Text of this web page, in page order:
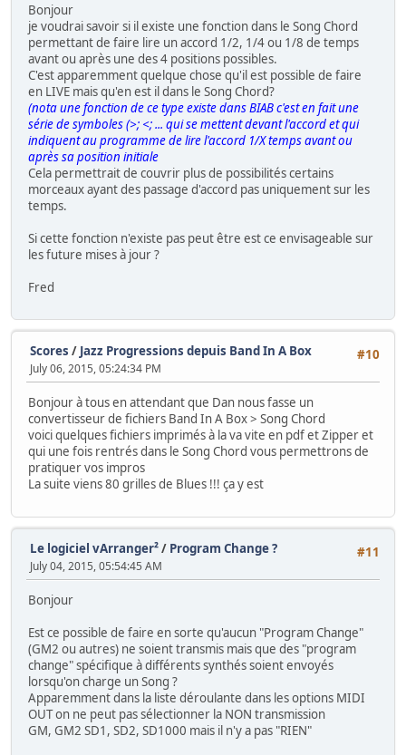
Bonjour
je voudrai savoir si il existe une fonction dans le Song Chord
permettant de faire lire un accord 1/2, 1/4 ou 1/8 de temps
avant ou après une des 4 positions possibles.
C'est apparemment quelque chose qu'il est possible de faire
en LIVE mais qu'en est il dans le Song Chord?
(nota une fonction de ce type existe dans BIAB c'est en fait une
série de symboles (>; <; ... qui se mettent devant l'accord et qui
indiquent au programme de lire l'accord 1/X temps avant ou
après sa position initiale
Cela permettrait de couvrir plus de possibilités certains
morceaux ayant des passage d'accord pas uniquement sur les
temps.
Si cette fonction n'existe pas peut être est ce envisageable sur
les future mises à jour ?
Fred
#10
Scores / Jazz Progressions depuis Band In A Box
July 06, 2015, 05:24:34 PM
Bonjour à tous en attendant que Dan nous fasse un
convertisseur de fichiers Band In A Box > Song Chord
voici quelques fichiers imprimés à la va vite en pdf et Zipper et
qui une fois rentrés dans le Song Chord vous permettrons de
pratiquer vos impros
La suite viens 80 grilles de Blues !!! ça y est
#11
Le logiciel vArranger²/ Program Change ?
July 04, 2015, 05:54:45 AM
Bonjour
Est ce possible de faire en sorte qu'aucun "Program Change"
(GM2 ou autres) ne soient transmis mais que des "program
change" spécifique à différents synthés soient envoyés
lorsqu'on charge un Song ?
Apparemment dans la liste déroulante dans les options MIDI
OUT on ne peut pas sélectionner la NON transmission
GM, GM2 SD1, SD2, SD1000 mais il n'y a pas "RIEN"